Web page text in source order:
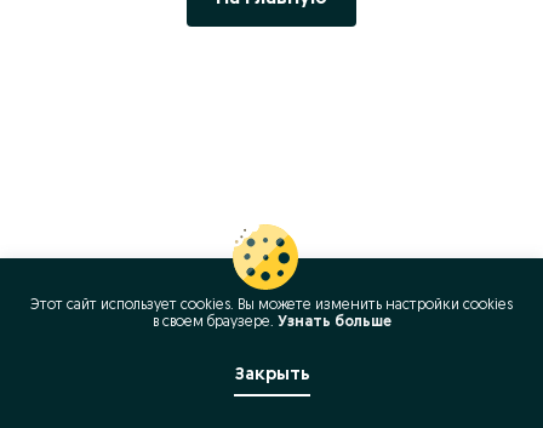
Этот сайт использует cookies. Вы можете изменить настройки cookies
в своeм браузере. Узнать больше
Закрыть